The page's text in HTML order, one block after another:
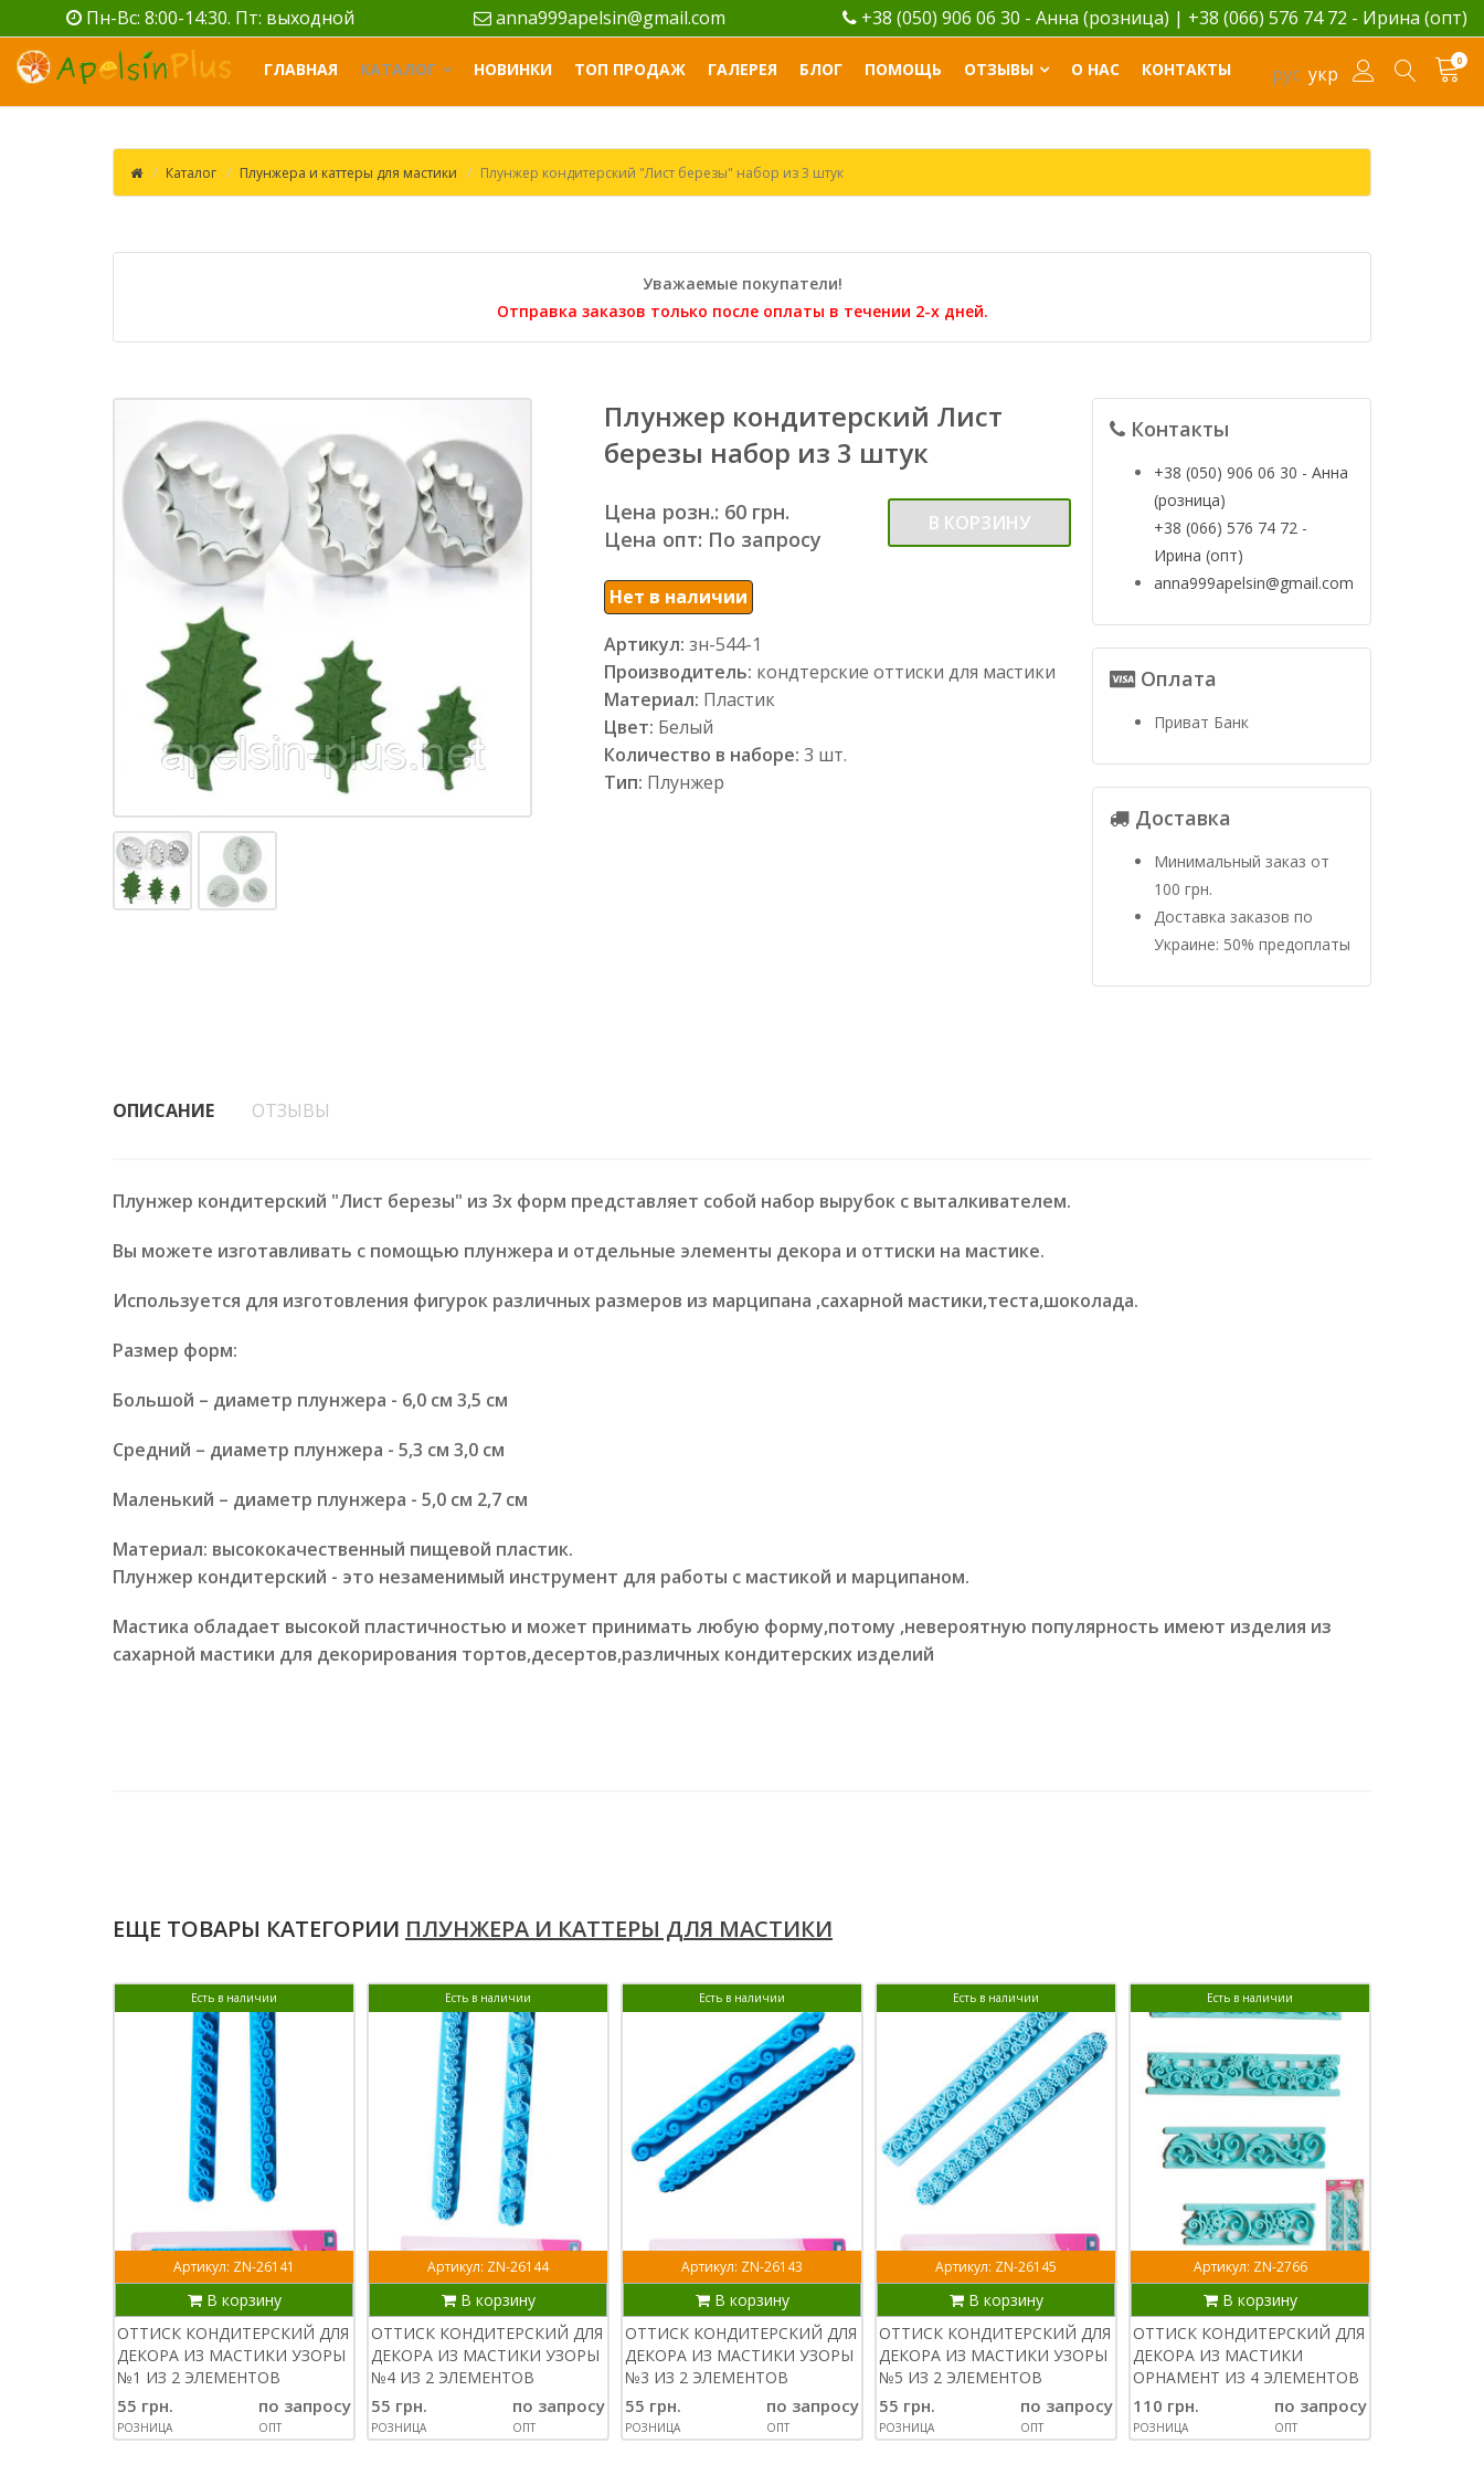
Пн-Вс: 8:00-14:30. Пт: выходной anna999apelsin@gmail.com +38 (050) 906 06 30 - Анна (розница) | +38 (066) 576 74 72 - Ирина (опт)
рус укр
0
ГЛАВНАЯ КАТАЛОГ НОВИНКИ ТОП ПРОДАЖ ГАЛЕРЕЯ БЛОГ ПОМОЩЬ ОТЗЫВЫ О НАС КОНТАКТЫ
Каталог Плунжера и каттеры для мастики Плунжер кондитерский "Лист березы" набор из 3 штук
Уважаемые покупатели!
Отправка заказов только после оплаты в течении 2-х дней.
Плунжер кондитерский Лист
березы набор из 3 штук
Цена розн.: 60 грн.
Цена опт: По запросу
В КОРЗИНУ
Нет в наличии
Артикул: зн-544-1
Производитель: кондтерские оттиски для мастики
Материал: Пластик
Цвет: Белый
Количество в наборе: 3 шт.
Тип: Плунжер
Контакты
+38 (050) 906 06 30 - Анна
(розница)
+38 (066) 576 74 72 -
Ирина (опт)
anna999apelsin@gmail.com
Оплата
Приват Банк
Доставка
Минимальный заказ от
100 грн.
Доставка заказов по
Украине: 50% предоплаты
ОПИСАНИЕ ОТЗЫВЫ
Плунжер кондитерский "Лист березы" из 3х форм представляет собой набор вырубок с выталкивателем.
Вы можете изготавливать с помощью плунжера и отдельные элементы декора и оттиски на мастике.
Используется для изготовления фигурок различных размеров из марципана ,сахарной мастики,теста,шоколада.
Размер форм:
Большой – диаметр плунжера - 6,0 см 3,5 см
Средний – диаметр плунжера - 5,3 см 3,0 см
Маленький – диаметр плунжера - 5,0 см 2,7 см
Материал: высококачественный пищевой пластик.
Плунжер кондитерский - это незаменимый инструмент для работы с мастикой и марципаном.
Мастика обладает высокой пластичностью и может принимать любую форму,потому ,невероятную популярность имеют изделия из
сахарной мастики для декорирования тортов,десертов,различных кондитерских изделий
ЕЩЕ ТОВАРЫ КАТЕГОРИИ ПЛУНЖЕРА И КАТТЕРЫ ДЛЯ МАСТИКИ
Есть в наличии
Артикул: ZN-26141
В корзину
ОТТИСК КОНДИТЕРСКИЙ ДЛЯ
ДЕКОРА ИЗ МАСТИКИ УЗОРЫ
№1 ИЗ 2 ЭЛЕМЕНТОВ
55 грн.
РОЗНИЦА
по запросу
ОПТ
Есть в наличии
Артикул: ZN-26144
В корзину
ОТТИСК КОНДИТЕРСКИЙ ДЛЯ
ДЕКОРА ИЗ МАСТИКИ УЗОРЫ
№4 ИЗ 2 ЭЛЕМЕНТОВ
55 грн.
РОЗНИЦА
по запросу
ОПТ
Есть в наличии
Артикул: ZN-26143
В корзину
ОТТИСК КОНДИТЕРСКИЙ ДЛЯ
ДЕКОРА ИЗ МАСТИКИ УЗОРЫ
№3 ИЗ 2 ЭЛЕМЕНТОВ
55 грн.
РОЗНИЦА
по запросу
ОПТ
Есть в наличии
Артикул: ZN-26145
В корзину
ОТТИСК КОНДИТЕРСКИЙ ДЛЯ
ДЕКОРА ИЗ МАСТИКИ УЗОРЫ
№5 ИЗ 2 ЭЛЕМЕНТОВ
55 грн.
РОЗНИЦА
по запросу
ОПТ
Есть в наличии
Артикул: ZN-2766
В корзину
ОТТИСК КОНДИТЕРСКИЙ ДЛЯ
ДЕКОРА ИЗ МАСТИКИ
ОРНАМЕНТ ИЗ 4 ЭЛЕМЕНТОВ
110 грн.
РОЗНИЦА
по запросу
ОПТ